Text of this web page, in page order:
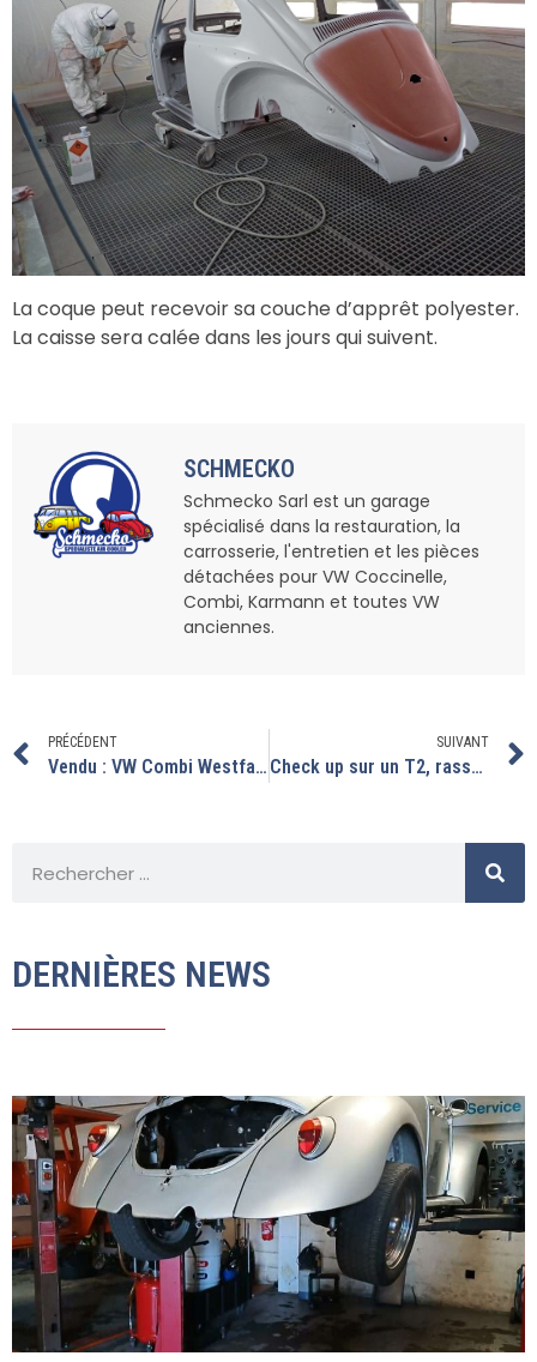
La coque peut recevoir sa couche d’apprêt polyester.
La caisse sera calée dans les jours qui suivent.
SCHMECKO
Schmecko Sarl est un garage
spécialisé dans la restauration, la
carrosserie, l'entretien et les pièces
détachées pour VW Coccinelle,
Combi, Karmann et toutes VW
anciennes.
PRÉCÉDENT
Vendu : VW Combi Westfalia 1975 entièrement restauré
SUIVANT
Check up sur un T2, rassemblement de Porsche à l’atelier
DERNIÈRES NEWS